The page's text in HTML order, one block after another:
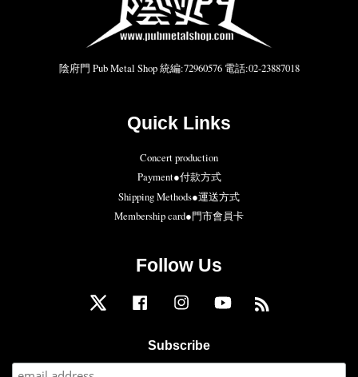
陰府門 Pub Metal Shop 統編:72960576 電話:02-23887018
Quick Links
Concert production
Payment●付款方式
Shipping Methods●運送方式
Membership card●門市會員卡
Follow Us
Twitter Facebook Instagram YouTube
Subscribe